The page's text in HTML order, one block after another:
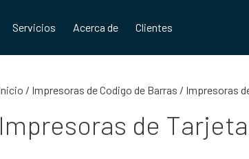
Servicios Acerca de Clientes
/ Impresoras de Codigo de Barras / Impresoras
Impresoras de